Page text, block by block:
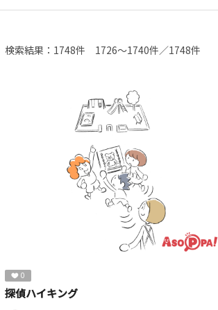
検索結果： 1748件 1726～1740件／1748件
0
探偵ハイキング